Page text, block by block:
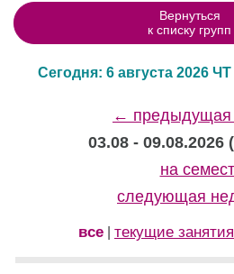
Вернуться
к списку групп
Сегодня: 6 августа 2026 ЧТ
← предыдущая
03.08 - 09.08.2026
на
следующая
все текущие занятия